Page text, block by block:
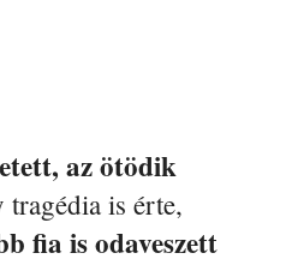
az ötödik
is érte,
fia is odaveszett